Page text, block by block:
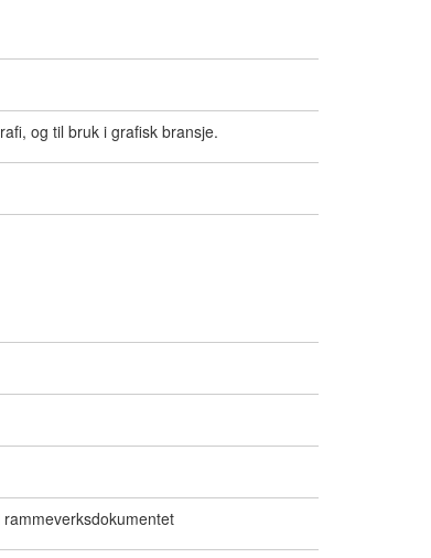
og til bruk i grafisk bransje.